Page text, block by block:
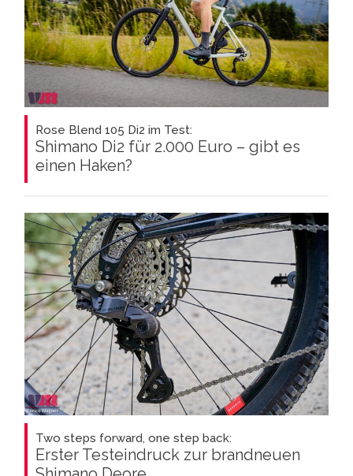
Rose Blend 105 Di2 im Test:
Shimano Di2 für 2.000 Euro – gibt es
einen Haken?
Two steps forward, one step back:
Erster Testeindruck zur brandneuen